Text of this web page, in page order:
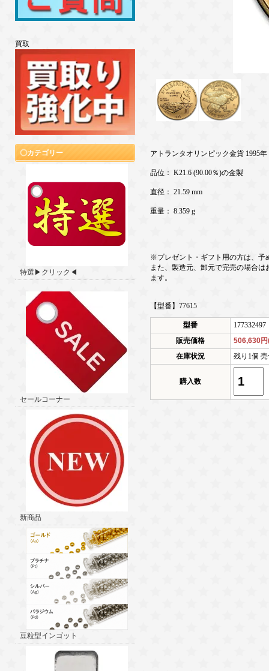
買取
カテゴリー
特選▶クリック◀
セールコーナー
新商品
豆粒型インゴット
アトランタオリンピック金貨 1995年
品位： K21.6 (90.00％)の金製
直径： 21.59 mm
重量： 8.359 g
※プレゼント・ギフト用の方は、予
また、製造元、卸元で完売の場合
ます。
【型番】77615
型番
177332497
販売価格
506,630
在庫状況
残り1個
購入数